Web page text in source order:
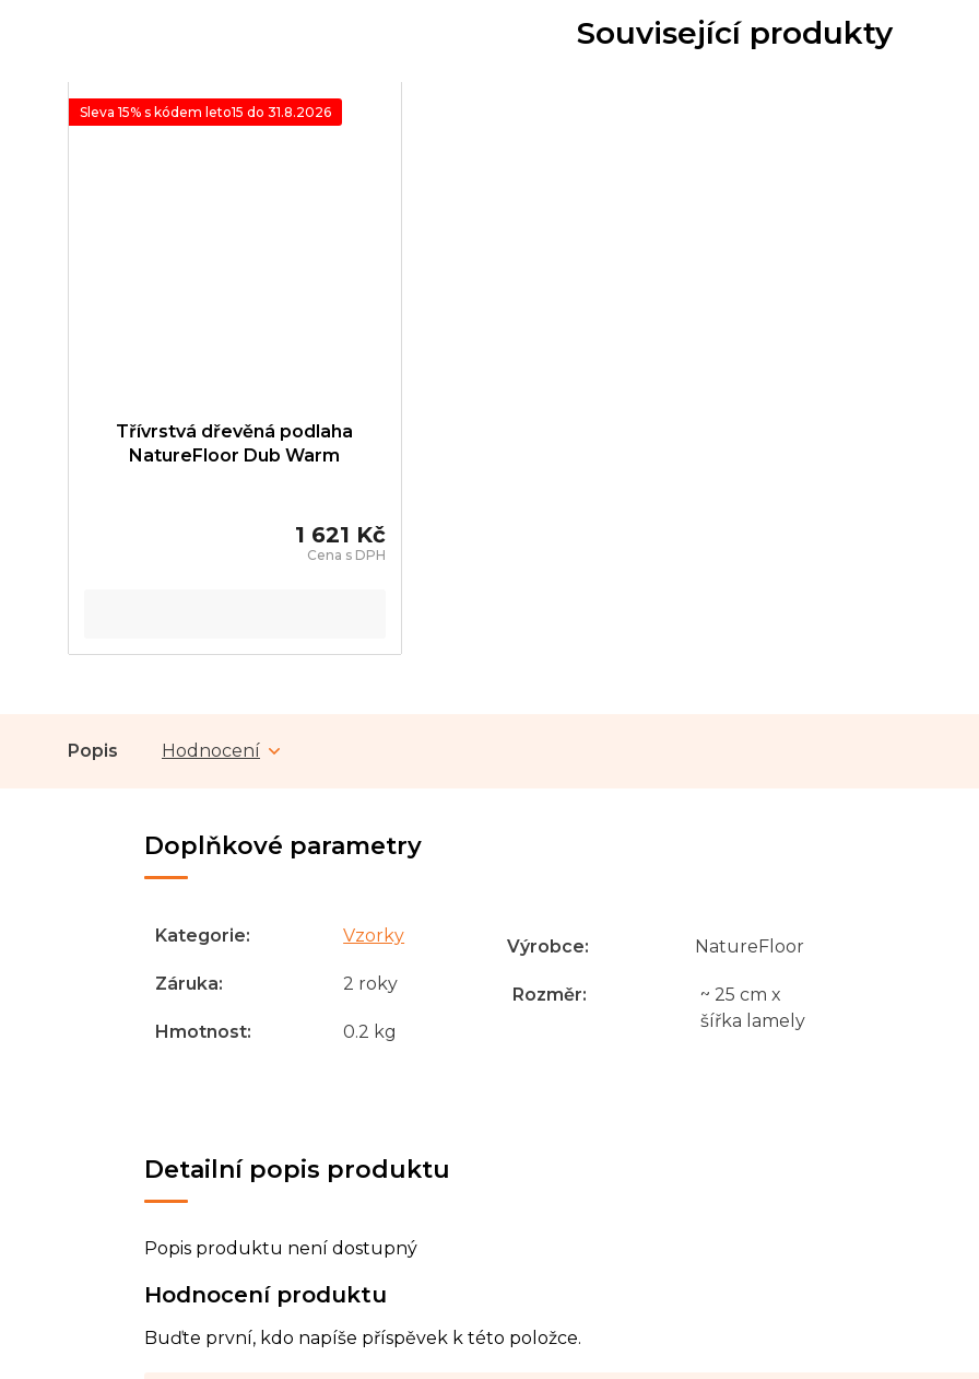
Související produkty
Sleva 15% s kódem leto15 do 31.8.2026
Třívrstvá dřevěná podlaha
NatureFloor Dub Warm
1 621 Kč
Popis Hodnocení
Detailní popis produktu
Popis produktu není dostupný
Doplňkové parametry
Kategorie: Vzorky
Záruka: 2 roky
Hmotnost: 0.2 kg
Výrobce: NatureFloor
Rozměr:
~ 25 cm x
šířka lamely
Hodnocení produktu
Buďte první, kdo napíše příspěvek k této položce.